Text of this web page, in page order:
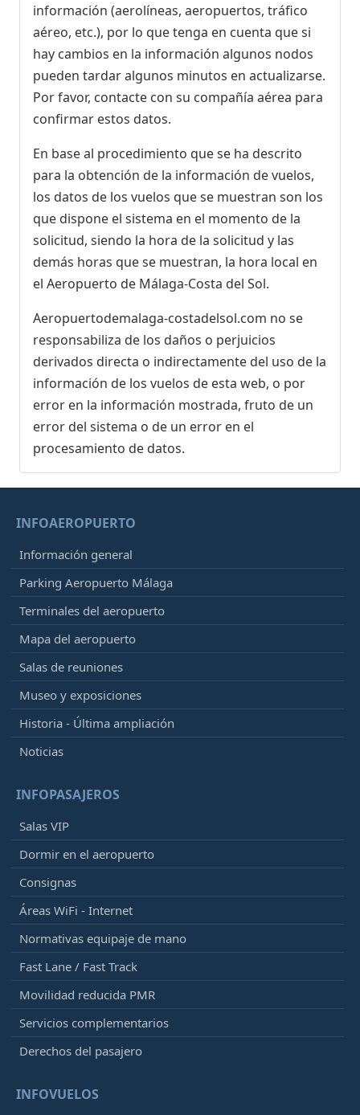
información (aerolíneas, aeropuertos, tráfico
aéreo, etc.), por lo que tenga en cuenta que si
hay cambios en la información algunos nodos
pueden tardar algunos minutos en actualizarse.
Por favor, contacte con su compañía aérea para
confirmar estos datos.
En base al procedimiento que se ha descrito
para la obtención de la información de vuelos,
los datos de los vuelos que se muestran son los
que dispone el sistema en el momento de la
solicitud, siendo la hora de la solicitud y las
demás horas que se muestran, la hora local en
el Aeropuerto de Málaga-Costa del Sol.
Aeropuertodemalaga-costadelsol.com no se
responsabiliza de los daños o perjuicios
derivados directa o indirectamente del uso de la
información de los vuelos de esta web, o por
error en la información mostrada, fruto de un
error del sistema o de un error en el
procesamiento de datos.
INFOAEROPUERTO
Información general
Parking Aeropuerto Málaga
Terminales del aeropuerto
Mapa del aeropuerto
Salas de reuniones
Museo y exposiciones
Historia - Última ampliación
Noticias
INFOPASAJEROS
Salas VIP
Dormir en el aeropuerto
Consignas
Áreas WiFi - Internet
Normativas equipaje de mano
Fast Lane / Fast Track
Movilidad reducida PMR
Servicios complementarios
Derechos del pasajero
INFOVUELOS